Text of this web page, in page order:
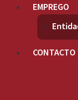
EMPREGO
CONTACTO